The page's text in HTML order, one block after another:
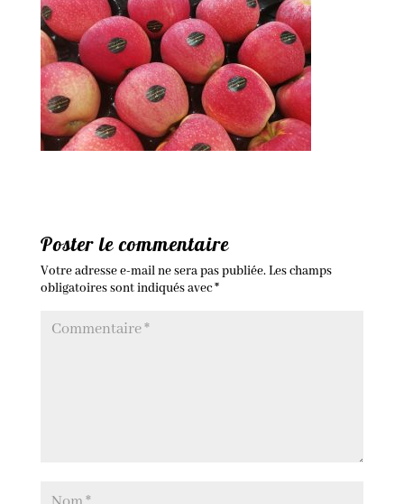
Poster le commentaire
Votre adresse e-mail ne sera pas publiée.Les champs
obligatoires sont indiqués avec*